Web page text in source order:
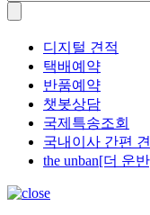
디지털 견적
택배예약
반품예약
챗봇상담
국제특송조회
국내이사 간편
the unban[더 운